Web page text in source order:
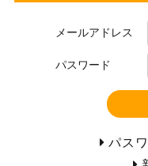
メールアドレス
パスワード
パス